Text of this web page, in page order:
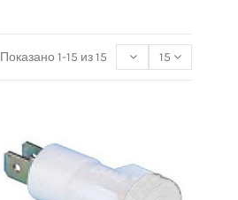
Показано 1-15 из 15 15